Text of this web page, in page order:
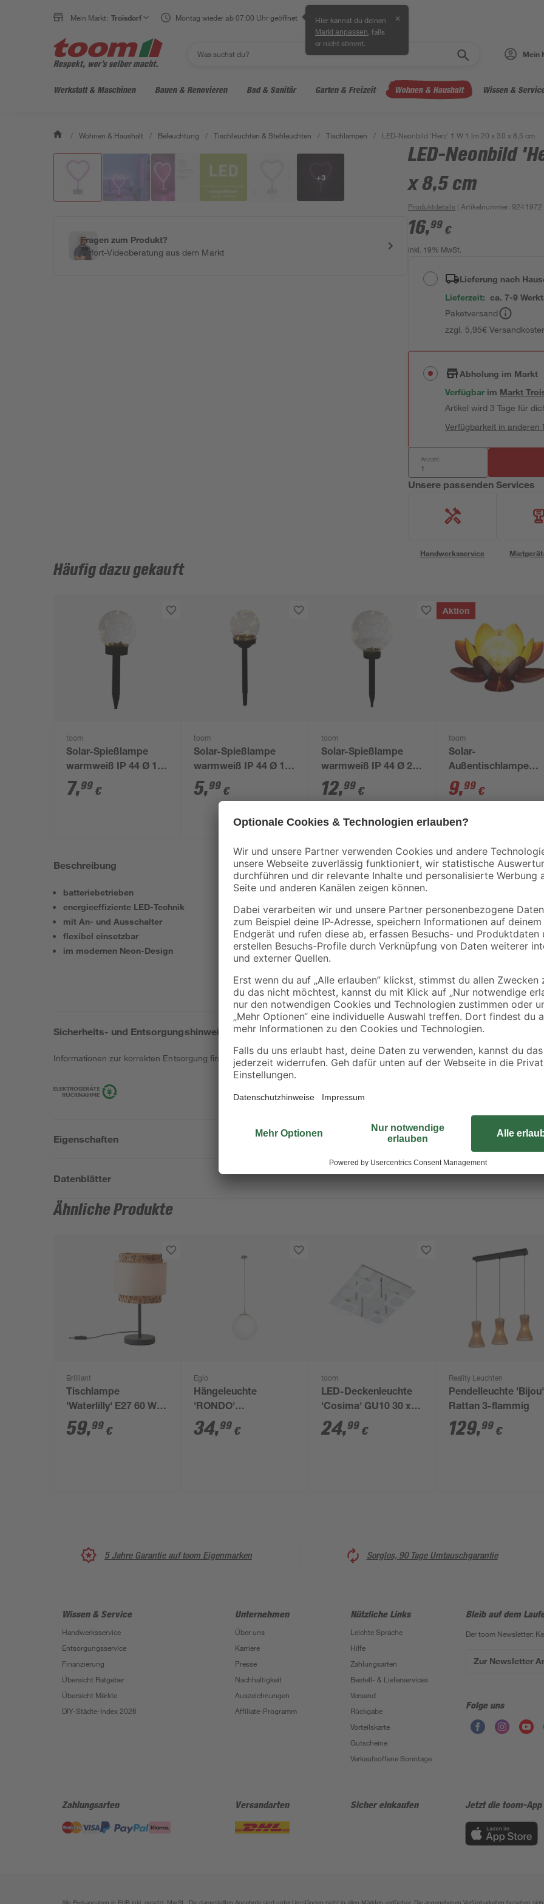
Mein Markt: Troisdorf Montag wieder ab 07:00 Uhr geöffnet Hier kannst du deinen
Markt anpassen , falls
er nicht stimmt.
✕
Mein
Werkstatt & Maschinen Bauen & Renovieren Bad & Sanitär Garten & Freizeit Wohnen & Haushalt Wissen &
/ Wohnen & Haushalt / Beleuchtung / Tischleuchten & Stehleuchten / Tischlampen / LED-Neonbild 'Herz' 1 W 1 lm 20 x 30 x 8,5 cm
+3
Fragen zum Produkt?
Sofort-Videoberatung aus dem Markt
LED-Neonbild
x 8,5 cm
Produktdetails | Artikelnummer:9241972
16,99 €
inkl. 19% MwSt.
Lieferung nach
Lieferzeit: ca. 7-9
Paketversand
zzgl. 5,95€
Abholung im Markt
Verfügbar im Markt
Artikel wird 3 Tage für
Verfügbarkeit in anderen
Anzahl:
Unsere passenden Services
Handwerksservice
Häufig dazu gekauft
toom
Solar-Spießlampe
warmweiß IP 44 Ø 15
x 44 cm
7,99 €
toom
Solar-Spießlampe
warmweiß IP 44 Ø 10
x 39 cm
5,99 €
toom
Solar-Spießlampe
warmweiß IP 44 Ø 20
x 54,5 cm
12,99 €
Aktion
toom
Solar-
Außentischlampe
warmweiß IP 44 Ø 27
x 11,5 cm
9,99 €
Beschreibung
batteriebetrieben
energieeffiziente LED-Technik
mit An- und Ausschalter
flexibel einsetzbar
im modernen Neon-Design
Mit der LED-Tischleuchte 'Herz'
zauberhafte, kleine Lichtobjekt
betrieben wird. Beachte bitte,
benötigst 3 x AA 1,5V Batterien,
praktischen An- und Ausschalter
jederzeit nach Belieben ein- und
Ob als romantische
auf dem Nachttisch oder als
Wärme ins Zuhause.
Sicherheits- und Entsorgungshinweise
Informationen zur korrekten Entsorgung findest du hier
Eigenschaften
Datenblätter
Ähnliche Produkte
Brilliant
Tischlampe
'Waterlilly' E27 60 W Ø
25 x 43 cm
59,99 €
Eglo
Hängeleuchte
'RONDO'
nickelfarben/weiß
E27, Ø 25 cm
34,99 €
toom
LED-Deckenleuchte
'Cosima' GU10 30 x 7
x 24 cm
24,99 €
Reality Leuchten
Pendelleuchte 'Bijou'
Rattan 3-flammig
129,99 €
5 Jahre Garantie auf toom Eigenmarken Sorglos, 90 Tage Umtauschgarantie
Wissen & Service
Handwerksservice
Entsorgungsservice
Finanzierung
Übersicht Ratgeber
Übersicht Märkte
DIY-Städte-Index 2026
Unternehmen
Über uns
Karriere
Presse
Nachhaltigkeit
Auszeichnungen
Affiliate-Programm
Nützliche Links
Leichte Sprache
Hilfe
Zahlungsarten
Bestell- & Lieferservices
Versand
Rückgabe
Vorteilskarte
Gutscheine
Verkaufsoffene Sonntage
Bleib auf dem
Der toom Newsletter:
Zur Newsletter
Folge uns
Zahlungsarten Versandarten Sicher einkaufen Jetzt die toom-
Alle Preisangaben in EUR inkl. gesetzl. MwSt.. Die dargestellten Angebote sind unter Umständen nicht in allen Märkten verfügbar. Die angegebenen Verfügbarkeiten beziehen